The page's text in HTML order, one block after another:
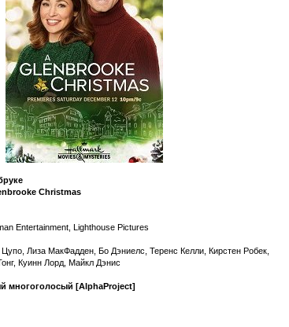
Christmas
Entertainment, Lighthouse Pictures
Лиза МакФадден, Бо Дэниелс, Теренс Келли, Кирстен Робек,
Куинн Лорд, Майкл Дэнис
многоголосый [AlphaProject]